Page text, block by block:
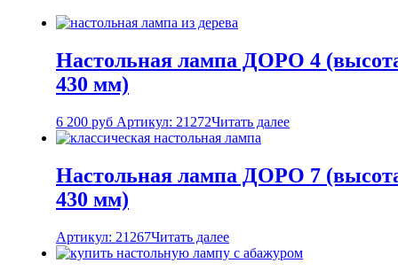
Настольная лампа ДОРО 4
430 мм)
6 200 руб Артикул: 21272Читать далее
Настольная лампа ДОРО 7
430 мм)
Артикул: 21267Читать далее